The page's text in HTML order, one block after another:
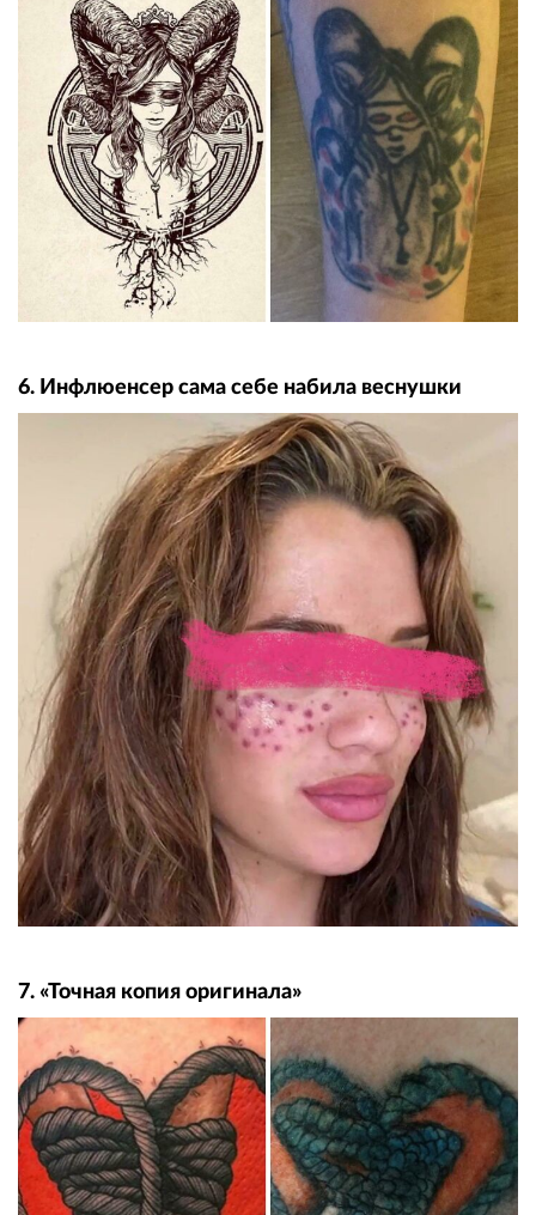
6. Инфлюенсер сама себе набила веснушки
7. «Точная копия оригинала»